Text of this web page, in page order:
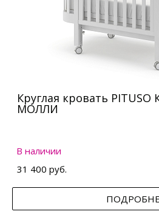
Круглая кровать PITUSO
МОЛЛИ
В наличии
31 400 руб.